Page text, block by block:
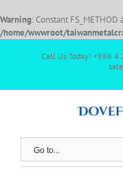
Warning: Constant
/home/wwwroot/
Call Us Today! +886 4
Go to...